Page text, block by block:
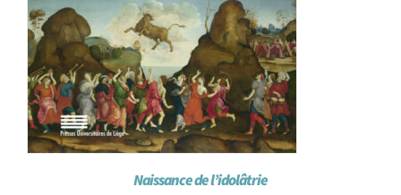
Naissance de l’idolâtrie